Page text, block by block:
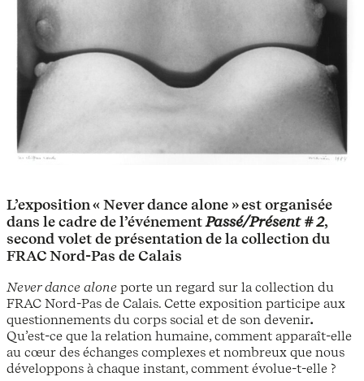
L’exposition « Never dance alone » est organisée
dans le cadre de l’événementPassé/Présent # 2,
second volet de présentation de la collection du
FRAC Nord-Pas de Calais
Never dance alone porte un regard sur la collection du
FRAC Nord-Pas de Calais. Cette exposition participe aux
questionnements du corps social et de son devenir.
Qu’est-ce que la relation humaine, comment apparaît-elle
au cœur des échanges complexes et nombreux que nous
développons à chaque instant, comment évolue-t-elle ?